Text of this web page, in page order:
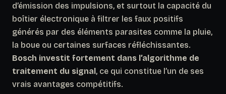
d’émission des impulsions, et surtout la capacité du
boîtier électronique à filtrer les faux positifs
générés par des éléments parasites comme la pluie,
la boue ou certaines surfaces réfléchissantes.
Bosch investit fortement dans l’algorithme de
traitement du signal, ce qui constitue l’un de ses
vrais avantages compétitifs.